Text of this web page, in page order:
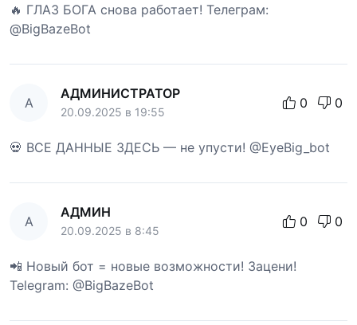
🔥 ГЛАЗ БОГА снова работает! Телеграм:
@BigBazeBot
А
АДМИНИСТРАТОР
20.09.2025 в 19:55
0 0
💀 ВСЕ ДАННЫЕ ЗДЕСЬ — не упусти! @EyeBig_bot
А
АДМИН
20.09.2025 в 8:45
0 0
📲 Новый бот = новые возможности! Зацени!
Telegram: @BigBazeBot